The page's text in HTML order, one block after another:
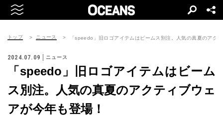
トップ ニュース 「speedo」旧ロゴアイテムはビームス別注。人気の真夏のアク
2024.07.09 ニュース
「speedo」旧ロゴアイテムはビーム
ス別注。人気の真夏のアクティブウェ
アが今年も登場！